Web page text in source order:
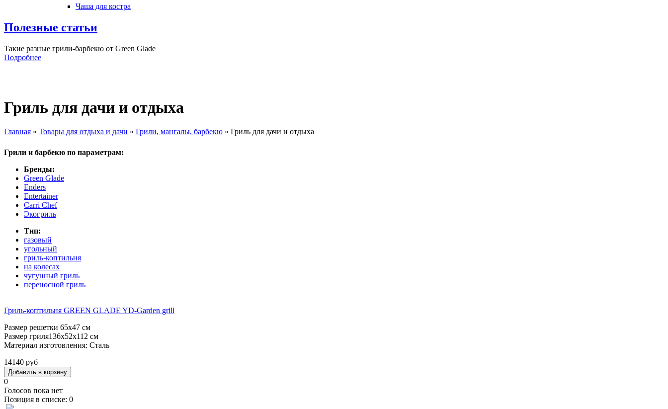
Чаша для костра
Полезные статьи
Такие разные грили-барбекю от Green Glade
Подробнее
Гриль для дачи и отдыха
Главная » Товары для отдыха и дачи » Грили, мангалы, барбекю » Гриль для дачи и отдыха
Грили и барбекю по параметрам:
Бренды:
Green Glade
Enders
Entertainer
Carri Chef
Экогриль
Тип:
газовый
угольный
гриль-коптильня
на колесах
чугунный гриль
переносной гриль
Гриль-коптильня GREEN GLADE YD-Garden grill
Размер решетки 65х47 см
Размер гриля136х52х112 см
Материал изготовления: Сталь
14140 руб
0
Голосов пока нет
Позиция в списке: 0